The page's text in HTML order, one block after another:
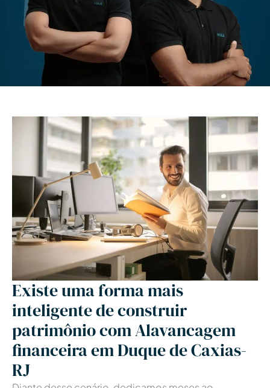
Existe uma forma mais
inteligente de construir
patrimônio com Alavancagem
financeira em Duque de Caxias-
RJ